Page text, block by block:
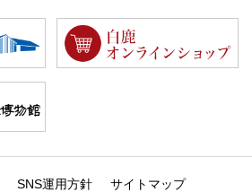
SNS運用方針 サイトマップ